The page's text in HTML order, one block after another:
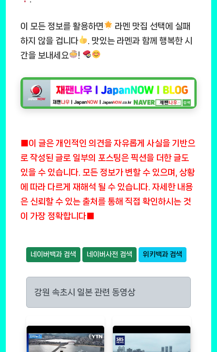
이 모든 정보를 활용하면
라멘 맛집 선택에 실패
하지 않을 겁니다
. 맛있는 라멘과 함께 행복한 시
간을 보내세요
!
■이 글은 개인적인 의견을 자유롭게 사실을 기반으
로 작성된 글로 일부의 포스팅은 픽션을 더한 글도
있을 수 있습니다. 모든 정보가 변할 수 있으며, 상황
에 따라 다르게 재해석 될 수 있습니다. 자세한 내용
은 신뢰할 수 있는 출처를 통해 직접 확인하시는 것
이 가장 정확합니다■
네이버백과 검색 네이버사전 검색 위키백과 검색
강원 속초시 일본 관련 동영상